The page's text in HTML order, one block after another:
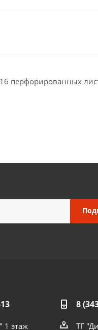
перфорированных
1 этаж
8
ТГ